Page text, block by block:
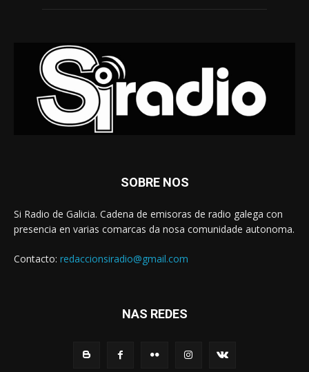
SOBRE NOS
Si Radio de Galicia. Cadena de emisoras de radio galega con
presencia en varias comarcas da nosa comunidade autonoma.
Contacto: redaccionsiradio@gmail.com
NAS REDES